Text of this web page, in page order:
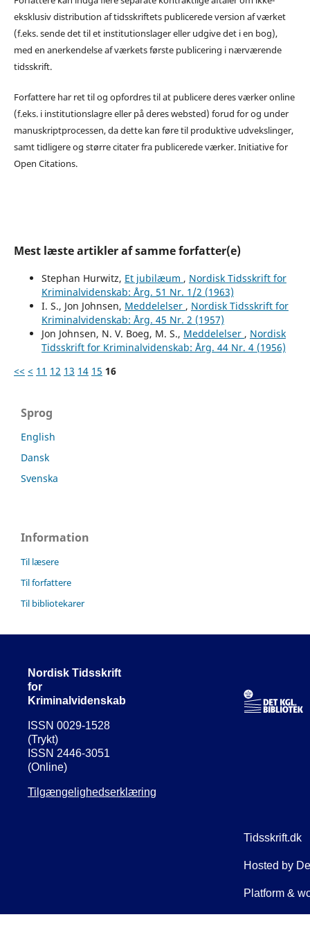
eksklusiv distribution af tidsskriftets publicerede version af værket
(f.eks. sende det til et institutionslager eller udgive det i en bog),
med en anerkendelse af værkets første publicering i nærværende
tidsskrift.
Forfattere har ret til og opfordres til at publicere deres værker online
(f.eks. i institutionslagre eller på deres websted) forud for og under
manuskriptprocessen, da dette kan føre til produktive udvekslinger,
samt tidligere og større citater fra publicerede værker. Initiative for
Open Citations.
Mest læste artikler af samme forfatter(e)
Stephan Hurwitz, Et jubilæum , Nordisk Tidsskrift for
Kriminalvidenskab: Årg. 51 Nr. 1/2 (1963)
I. S., Jon Johnsen, Meddelelser , Nordisk Tidsskrift for
Kriminalvidenskab: Årg. 45 Nr. 2 (1957)
Jon Johnsen, N. V. Boeg, M. S., Meddelelser , Nordisk
Tidsskrift for Kriminalvidenskab: Årg. 44 Nr. 4 (1956)
<< < 11 12 13 14 15 16
Sprog
English
Dansk
Svenska
Information
Til læsere
Til forfattere
Til bibliotekarer
Nordisk Tidsskrift
for
Kriminalvidenskab
ISSN 0029-1528
(Trykt)
ISSN 2446-3051
(Online)
Tilgængelighedserklæring